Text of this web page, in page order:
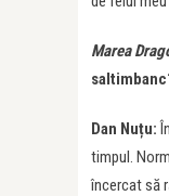
Marea
Dan Nuțu:
timpul.
încercat să